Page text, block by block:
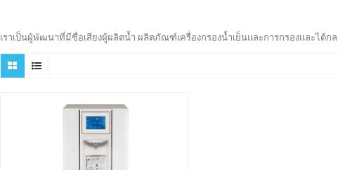
เราเป็นผู้พัฒนาที่มีชื่อเสียงผู้ผลิตน้ำ ผลิตภัณฑ์เครื่องกรองน้ำเย็นและการกรองและได้ก